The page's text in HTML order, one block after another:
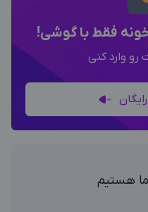
رو وارد کنی
هستیم